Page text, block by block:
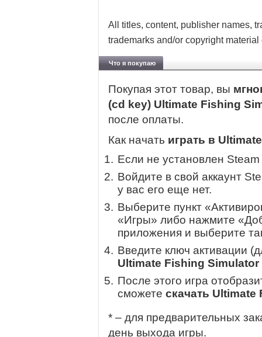
All titles, content, publisher names,
trademarks and/or copyright
Что я покупаю
Покупая этот товар, вы
(cd key) Ultimate Fishing
после оплаты.
Как начать играть в
Если не установлен
Войдите в свой аккаунт
у вас его еще нет.
Выберите пункт
«Игры» либо нажмите
приложения и выберите
Введите ключ активации
Ultimate Fishing Simulator
После этого игра
сможете скачать
* – для предварительных
день выхода игры.